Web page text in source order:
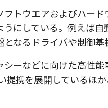
トウエアおよびハー
にしている。例えば
なるドライバや制御基
ーなどに向けた高性
提携を展開しているほ